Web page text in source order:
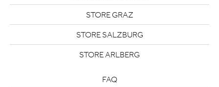
STORE GRAZ
STORE SALZBURG
STORE ARLBERG
FAQ